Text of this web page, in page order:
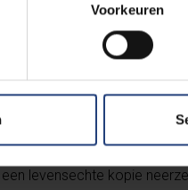
Voorkeuren
bedenken die nuttig
in het gewest. De
problemen.”
een grote ruimte met
levensechte kopie